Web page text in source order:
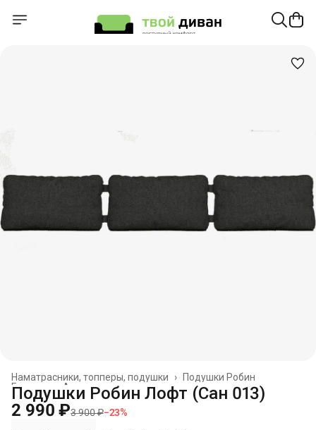
Подушки Робин
Наматрасники, топперы, подушки
›
Аксессуары
Главная
Подушки Робин Лофт (Сан 013)
2 990 ₽3 900 ₽−23%